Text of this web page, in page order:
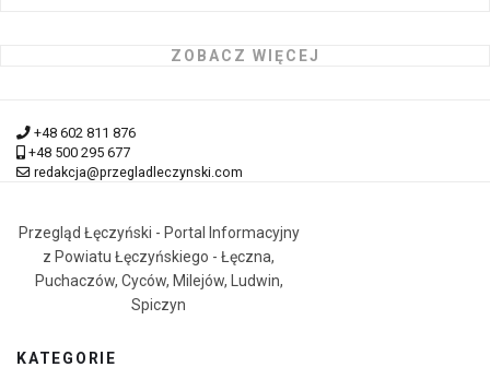
ZOBACZ WIĘCEJ
+48 602 811 876
+48 500 295 677
redakcja@przegladleczynski.com
Przegląd Łęczyński - Portal Informacyjny
z Powiatu Łęczyńskiego - Łęczna,
Puchaczów, Cyców, Milejów, Ludwin,
Spiczyn
KATEGORIE